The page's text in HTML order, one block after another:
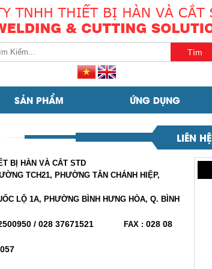
SẢN PHẨM ỨNG DỤNG
LIÊN HỆ
BỊ HÀN VÀ CẮT STD
TCH21, PHƯỜNG TÂN CHÁNH HIỆP,
LỘ 1A, PHƯỜNG BÌNH HƯNG HÒA, Q. BÌNH
/ 028 37671521 FAX : 028 08